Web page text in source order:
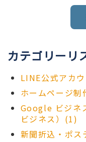
カテゴリーリ
LINE公式アカ
ホームページ制
Google ビジネ
ビジネス）(1)
新聞折込・ポス